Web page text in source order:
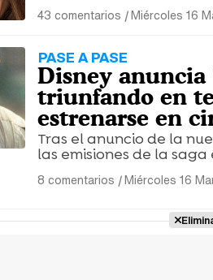
43 comentarios |Miércoles 16
PASE A PASE
Disney anuncia
triunfando en
estrenarse en
Tras el anuncio de la
las emisiones de la saga
8 comentarios |Miércoles 16